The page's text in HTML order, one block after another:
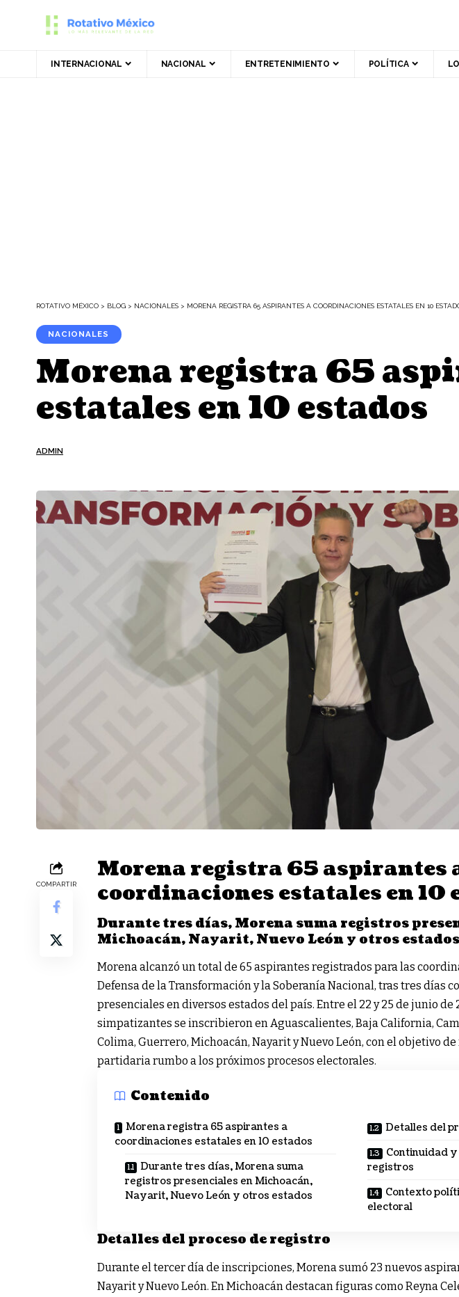
INTERNACIONAL NACIONAL ENTRETENIMIENTO POLÍTICA
ROTATIVO MÉXICO > BLOG > NACIONALES > MORENA REGISTRA 65 ASPIRANTES A COORDINACIONES ESTATALES EN 10
NACIONALES
Morena registra 65
estatales en 10 estados
ADMIN
COMPARTIR
Morena registra 65 aspirantes
coordinaciones estatales en 10
Durante tres días, Morena suma registros
Michoacán, Nayarit, Nuevo León y otros estados
Morena alcanzó un total de 65 aspirantes registrados para las
Defensa de la Transformación y la Soberanía Nacional, tras tres días
presenciales en diversos estados del país. Entre el 22 y 25 de junio
simpatizantes se inscribieron en Aguascalientes, Baja California,
Colima, Guerrero, Michoacán, Nayarit y Nuevo León, con el objetivo
partidaria rumbo a los próximos procesos electorales.
Contenido
Morena registra 65 aspirantes a
coordinaciones estatales en 10 estados
Durante tres días, Morena suma
registros presenciales en Michoacán,
Nayarit, Nuevo León y otros estados
Detalles del
Continuidad
registros
Contexto
electoral
Detalles del proceso de registro
Durante el tercer día de inscripciones, Morena sumó 23 nuevos
Nayarit y Nuevo León. En Michoacán destacan figuras como Reyna